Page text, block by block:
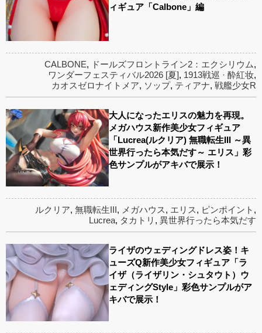
ィギュア「Calbone」編
CALBONE, ドールズフロントライン2：エクシリウム,
ワンダーフェスティバル2026 [夏], 1913戦巡 · 酔紅妆,
カオスゼロナイトメア, ソップ, ティアナ, 戦艦少女R
大人になったエリスの魅力を再現。
メガハウス新作美少女フィギュア
「Lucrea(ルクリア) 無職転生III ～異
世界行ったら本気だす～ エリス」彩
色サンプルがアキバで展示！
ルクリア, 無職転生III, メガハウス, エリス, ピンポイント ,
Lucrea, タカトリ , 異世界行ったら本気だす
ライザのウェディングドレス姿！キ
ューズQ新作美少女フィギュア「ラ
イザ（ライザリン・シュタウト）ウ
ェディングStyle」彩色サンプルがア
キバで展示！